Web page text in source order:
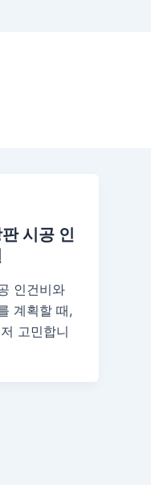
시공 인
인건비와
계획할 때,
고민합니